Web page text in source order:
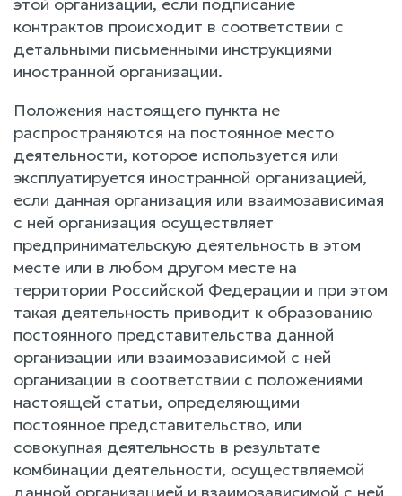
этой организации, если подписание
контрактов происходит в соответствии с
детальными письменными инструкциями
иностранной организации.
Положения настоящего пункта не
распространяются на постоянное место
деятельности, которое используется или
эксплуатируется иностранной организацией,
если данная организация или взаимозависимая
с ней организация осуществляет
предпринимательскую деятельность в этом
месте или в любом другом месте на
территории Российской Федерации и при этом
такая деятельность приводит к образованию
постоянного представительства данной
организации или взаимозависимой с ней
организации в соответствии с положениями
настоящей статьи, определяющими
постоянное представительство, или
совокупная деятельность в результате
комбинации деятельности, осуществляемой